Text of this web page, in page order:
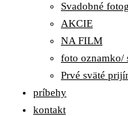
Svadobné
AKCIE
NA FILM
foto oznamko/
Prvé sväté
príbehy
kontakt